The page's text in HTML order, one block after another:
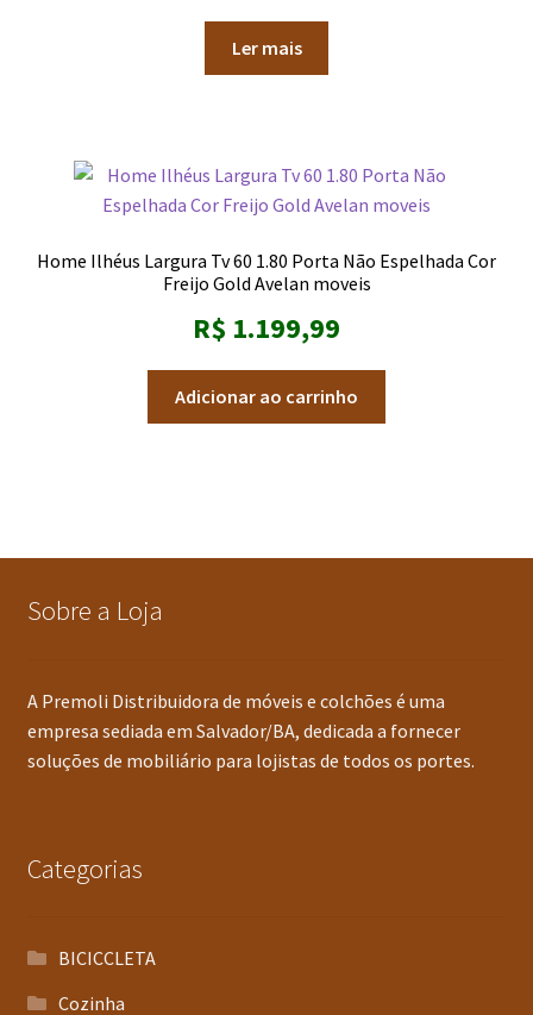
Ler mais
Home Ilhéus Largura Tv 60 1.80 Porta Não Espelhada Cor
Freijo Gold Avelan moveis
R$ 1.199,99
Adicionar ao carrinho
Sobre a Loja
A Premoli Distribuidora de móveis e colchões é uma
empresa sediada em Salvador/BA, dedicada a fornecer
soluções de mobiliário para lojistas de todos os portes.
Categorias
BICICCLETA
Cozinha